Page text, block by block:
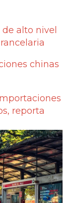
alto nivel
chinas
reporta